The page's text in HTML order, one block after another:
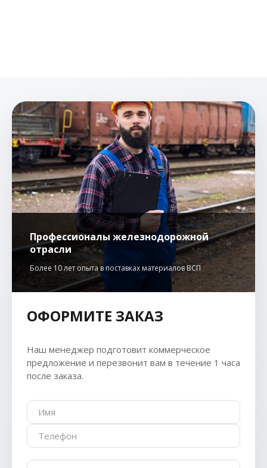
Профессионалы железнодорожной
отрасли
Более 10 лет опыта в поставках материалов ВСП
ОФОРМИТЕ ЗАКАЗ
Наш менеджер подготовит коммерческое
предложение и перезвонит вам в течение 1 часа
после заказа.